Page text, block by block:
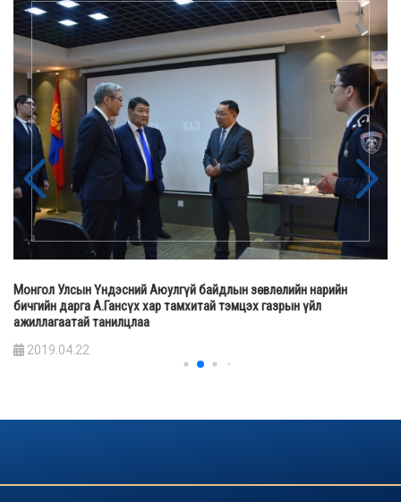
Монгол Улсын Үндэсний Аюулгүй байдлын зөвлөлийн нарийн
бичгийн дарга А.Гансүх хар тамхитай тэмцэх газрын үйл
ажиллагаатай танилцлаа
2019.04.22